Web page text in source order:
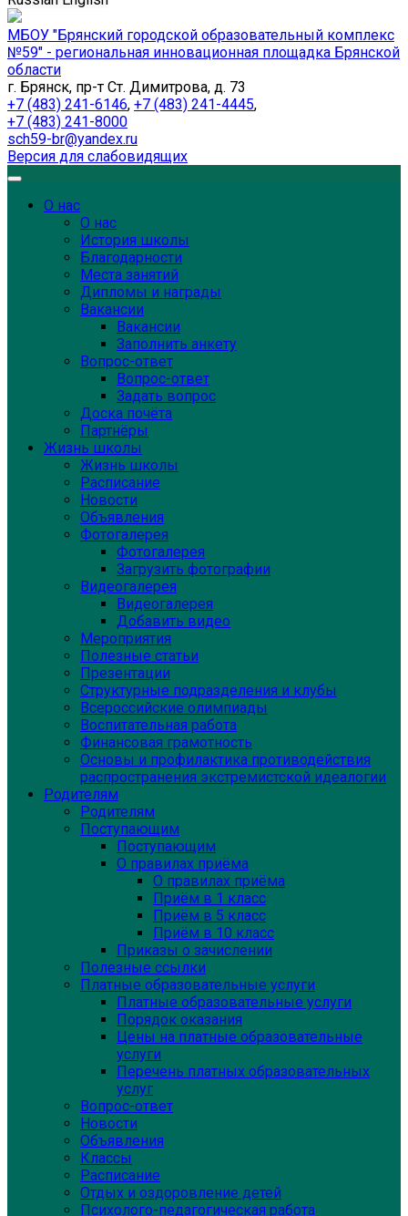
МБОУ "Брянский городской образовательный комплекс
№59" - региональная инновационная площадка Брянской
области
г. Брянск, пр-т Ст. Димитрова, д. 73
+7 (483) 241-6146, +7 (483) 241-4445,
+7 (483) 241-8000
sch59-br@yandex.ru
Версия для слабовидящих
О нас
О нас
История школы
Благодарности
Места занятий
Дипломы и награды
Вакансии
Вакансии
Заполнить анкету
Вопрос-ответ
Вопрос-ответ
Задать вопрос
Доска почёта
Партнёры
Жизнь школы
Жизнь школы
Расписание
Новости
Объявления
Фотогалерея
Фотогалерея
Загрузить фотографии
Видеогалерея
Видеогалерея
Добавить видео
Мероприятия
Полезные статьи
Презентации
Структурные подразделения и клубы
Всероссийские олимпиады
Воспитательная работа
Финансовая грамотность
Основы и профилактика противодействия
распространения экстремистской идеалогии
Родителям
Родителям
Поступающим
Поступающим
О правилах приёма
О правилах приёма
Приём в 1 класс
Приём в 5 класс
Приём в 10 класс
Приказы о зачислении
Полезные ссылки
Платные образовательные услуги
Платные образовательные услуги
Порядок оказания
Цены на платные образовательные
услуги
Перечень платных образовательных
услуг
Вопрос-ответ
Новости
Объявления
Классы
Расписание
Отдых и оздоровление детей
Психолого-педагогическая работа